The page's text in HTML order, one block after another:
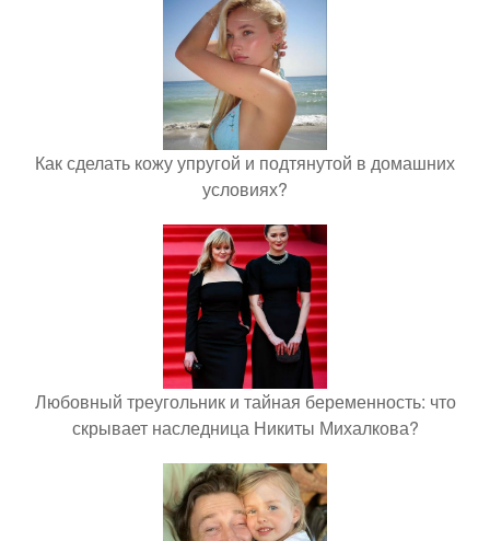
Как сделать кожу упругой и подтянутой в домашних
условиях?
Любовный треугольник и тайная беременность: что
скрывает наследница Никиты Михалкова?